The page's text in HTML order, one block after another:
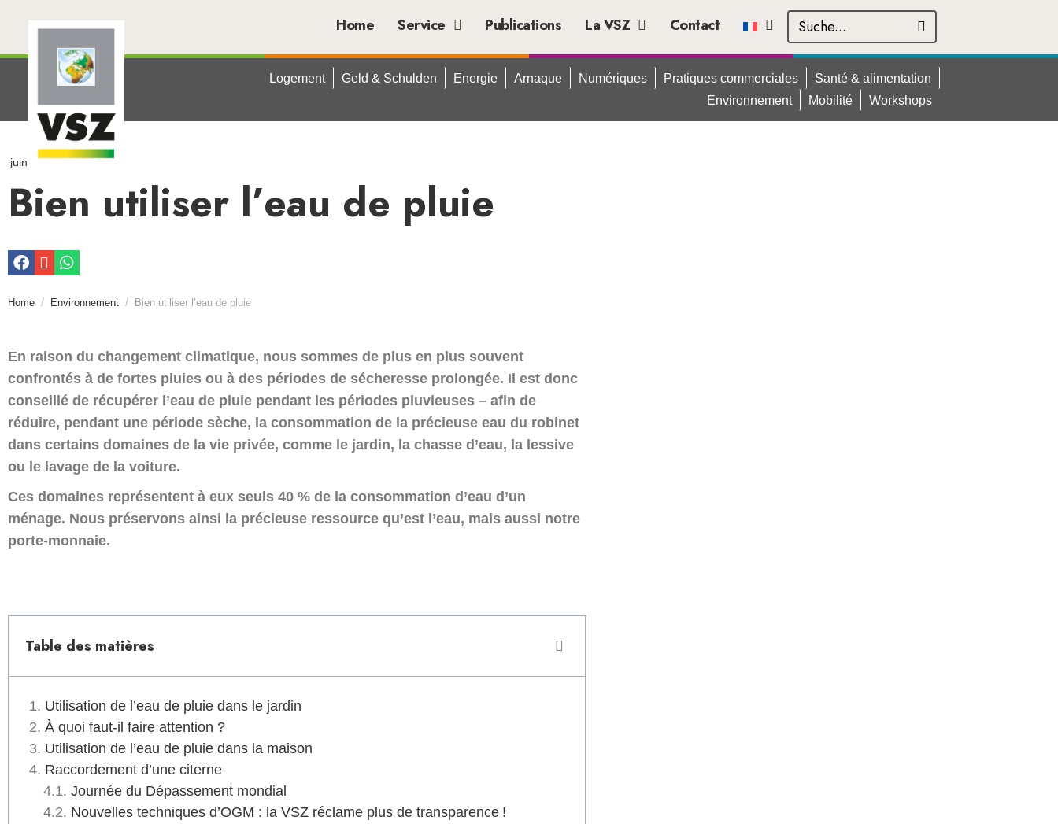
Home Service Publications La VSZ Contact
Logement Geld & Schulden Energie Arnaque Numériques Pratiques commerciales
Santé & alimentation
Environnement
Mobilité Workshops
juin 18, 2025
Bien utiliser l’eau de pluie
Home Environnement Bien utiliser l’eau de pluie
En raison du changement climatique, nous sommes de plus en plus souvent
confrontés à de fortes pluies ou à des périodes de sécheresse prolongée. Il est donc
conseillé de récupérer l’eau de pluie pendant les périodes pluvieuses – afin de
réduire, pendant une période sèche, la consommation de la précieuse eau du robinet
dans certains domaines de la vie privée, comme le jardin, la chasse d’eau, la lessive
ou le lavage de la voiture.
Ces domaines représentent à eux seuls 40 % de la consommation d’eau d’un
ménage. Nous préservons ainsi la précieuse ressource qu’est l’eau, mais aussi notre
porte-monnaie.
Table des matières
Utilisation de l’eau de pluie dans le jardin
À quoi faut-il faire attention ?
Utilisation de l’eau de pluie dans la maison
Raccordement d’une citerne
Journée du Dépassement mondial
Nouvelles techniques d’OGM : la VSZ réclame plus de transparence !